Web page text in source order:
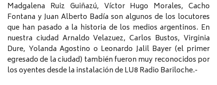
Madgalena Ruiz Guiñazú, Víctor Hugo Morales, Cacho
Fontana y Juan Alberto Badía son algunos de los locutores
que han pasado a la historia de los medios argentinos. En
nuestra ciudad Arnaldo Velazuez, Carlos Bustos, Virginia
Dure, Yolanda Agostino o Leonardo Jalil Bayer (el primer
egresado de la ciudad) también fueron muy reconocidos por
los oyentes desde la instalación de LU8 Radio Bariloche.-